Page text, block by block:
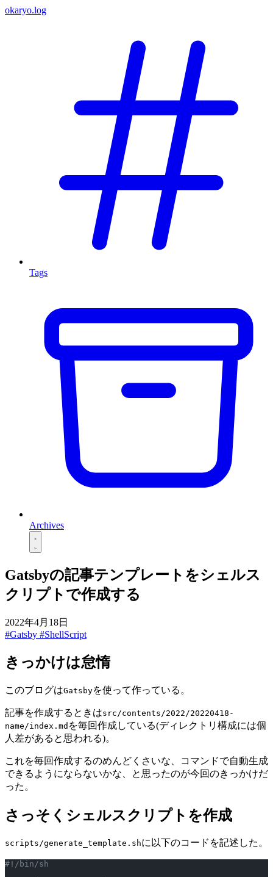
okaryo.log
Tags
Archives
Gatsbyの記事テンプレートをシェルス
クリプトで作成する
2022年4月18日
#Gatsby #ShellScript
きっかけは怠惰
このブログはGatsbyを使って作っている。
記事を作成するときはsrc/contents/2022/20220418-
name/index.md を毎回作成している(ディレクトリ構成には個
人差があると思われる)。
これを毎回作成するのめんどくさいな、コマンドで自動生成
できるようにならないかな、と思ったのが今回のきっかけだ
った。
さっそくシェルスクリプトを作成
scripts/generate_template.shに以下のコードを記述した。
#!/bin/sh